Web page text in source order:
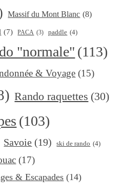
Massif du Mont Blanc (8)
(7) PACA (3) paddle (4)
"normale" (113)
& Voyage (15)
Rando raquettes (30)
(103)
Savoie (19) ski de rando (4)
(17)
& Escapades (14)